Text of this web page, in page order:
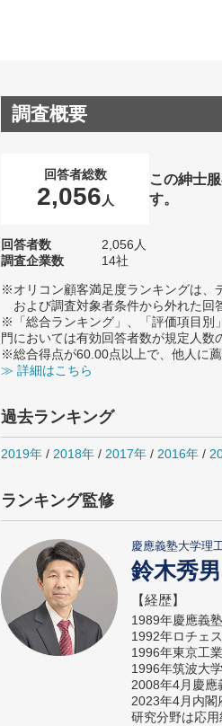
調査概要
回答者総数
2,056 人
この紳士
す。
回答者数
2,056人
調査企業数
14社
※オリコン顧客満足度ランキングは、
および調査対象者条件から外れた回
※「総合ランキング」、「評価項目別
門においては有効回答者数が規定人数
※総合得点が60.00点以上で、他人に
≫ 詳細はこちら
過去ランキング
2019年 / 2018年 / 2017年 / 2016年 /
ランキング監修
慶應義塾大学理
鈴木秀男
【経歴】
1989年慶應義
1992年ロチェ
1996年東京工
1996年筑波大
2008年4月慶應
2023年4月内閣
研究分野は応用